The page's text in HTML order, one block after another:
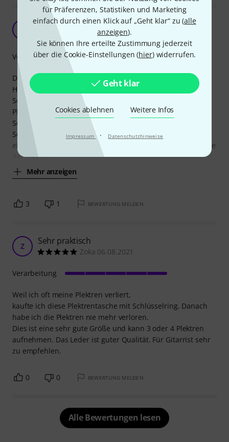
für Präferenzen, Statistiken und Marketing
einfach durch einen Klick auf „Geht klar“ zu (alle
anzeigen).
Sie können Ihre erteilte Zustimmung jederzeit
über die Cookie-Einstellungen (hier) widerrufen.
Geht klar
Cookies ablehnen Weitere Infos
Impressum · Datenschutzhinweise
Super Helferlein
Julian943 14.06.2020
Der Plektren Schlüsselanhänger ist ein absolut super
Helferlein. Seit ich gleich mehrere von diesem
Schlüsselanhänger im Einsatz habe, verschwinden die
Plektren nicht mehr. Ich habe jeweils einen am
Schlüsselbund und einen an der Gitarrentasche hängen.
Somit habe ich immer auch einen Ort wo ich die
eingesammelten Plektren hinpacke. Man kann je nach Dicke
der Plektren
Mehr anzeigen
Verarbeitung
3 1 BEWERTUNG MELDEN
Z Sehr praktisch
Zoka 06.08.2021
Weil ich oft meine Plektren verliert,
kaufte ich diese Plektrentasche mit Schlüsselring. Danach
habe ich die Plektren nie mehr verloren.
Dies ist eine sehr gute Größe und kann 3 oder 4 Plektren
aufnehmen. Das Leder ist guter Qualität. Für Gitarrist sehr
zu empfehlen.
Verarbeitung
0 0 BEWERTUNG MELDEN
Alle Bewertungen lesen